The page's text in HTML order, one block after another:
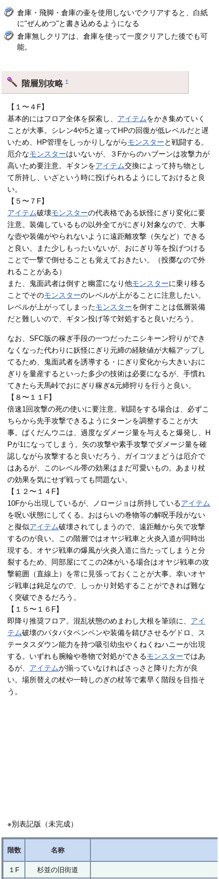
倉庫・飛脚・倉庫の壷を使用しないでクリアすると、白紙
に"ぜんめつ"と書き込めるようになる
倉庫無しクリアは、倉庫を使って一度クリアした後でも可
能。
階層別攻略†
【１〜４F】
基本的にはフロア全体を探索し、 アイテムをかき集めていく
ことが大事。シレン4や5と違ってHPの回復が低レベルだと遅
いため、HP管理をしっかりしながらモンスターと戦闘する。
厄介なモンスターはいないが、３Fからのハブーンは攻撃力が
高いため要注意。ギタンをアイテム交換によって持ち物とし
て所持し、いざという時に投げられるようにしておけると良
い。
【５〜７F】
アイテム破壊モンスターの代表格である妖怪にぎり変化に要
注意。装備しているもの以外全てがにぎり対象なので、大事
な壺や装備がやられないように遠距離攻撃（矢など）できる
と良い。また少しもったいないが、おにぎり等を投げつける
ことで一撃で倒せることも覚えておきたい。（投擲なので外
れることがある）
また、鬼面武者は倒すと幽霊になり他モンスターに乗り移る
ことでそのモンスターのレベルが上がることに注意したい。
レベルが上がってしまったモンスターを倒すことは低層装備
だと難しいので、ギタン投げ等で対処すると良いだろう。
なお、SFC版の稼ぎ手段の一つだったニシキーン狩りができ
なくなった代わりに妖怪にぎり元締の経験値が大幅アップし
てるため、鬼面武者を誘導する・にぎり変化から大きいおに
ぎりを量産するといった多少の技術は必要になるが、手慣れ
てきたら天馬峠でおにぎり稼ぎ&元締狩りを行うと良い。
【８〜１１F】
倍速1回攻撃の死の使いに要注意。戦闘をする場合は、必ずこ
ちらから先手攻撃できるようにターンを調整することが大
事。ばくだんウニは、過度なダメージ量を与えると爆発し、H
Pが1になってしまう。矢の攻撃や素手攻撃でダメージ量を確
認しながら攻撃すると良いだろう。ガイコツまどうは厄介で
はあるが、このレベル帯の効果はまだ可愛いもの。あまり杖
の効果を気にせず戦っても問題ない。
【１２〜１４F】
10Fから出現しているが、ノロージョは所持しているアイテム
を呪い状態にしてくる。おはらいの巻物等の解呪手段がない
と擬似アイテム破壊されてしまうので、遠距離から矢で攻撃
するのが良い。この階層ではオヤジ戦車と火炎入道が同時出
現する。オヤジ戦車の爆風が火炎入道に当たってしまうと分
裂するため、同部屋にてこの2体がいる場合はオヤジ戦車の攻
撃範囲（直線上）を常に見張っておくことが大事。幸いオヤ
ジ戦車は鈍足なので、しっかり対処することができれば難な
く突破できるだろう。
【１５〜１６F】
即降り推奨フロア。混乱状態のめまわし大根を筆頭に、 アイ
テム破壊のパタパタペンペンや装備を錆びさせるゲドロ、ス
テータスダウン能力を持つ吸引幼虫やくねくねハニーが出現
する。いずれも腕輪や巻物で対処ができるモンスターではあ
るが、 アイテムが揃っていなければさっさと降りた方が良
い。場所替えの杖や一時しのぎの杖等で素早く階段を目指そ
う。
※別表記版（未完成）
階数 名称
１F 杉並の旧街道